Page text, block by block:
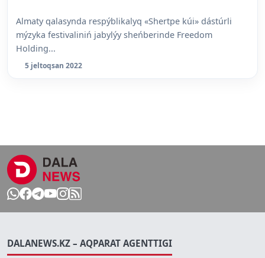
Almaty qalasynda respýblikalyq «Shertpe kúi» dástúrli
mýzyka festivaliniń jabylýy sheńberinde Freedom
Holding...
5 jeltoqsan 2022
DALANEWS.KZ – AQPARAT AGENTTIGI